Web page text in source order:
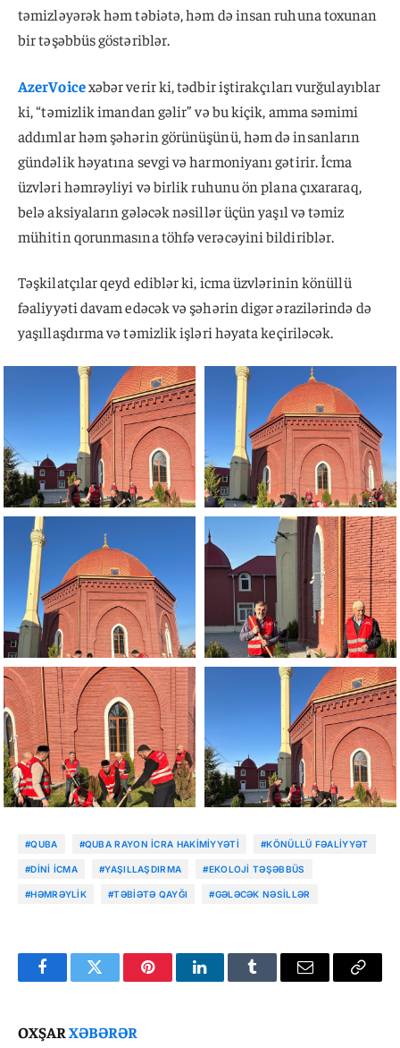
təmizləyərək həm təbiətə, həm də insan ruhuna toxunan
bir təşəbbüs göstəriblər.
AzerVoicexəbər verir ki, tədbir iştirakçıları vurğulayıblar
ki, “təmizlik imandan gəlir” və bu kiçik, amma səmimi
addımlar həm şəhərin görünüşünü, həm də insanların
gündəlik həyatına sevgi və harmoniyanı gətirir. İcma
üzvləri həmrəyliyi və birlik ruhunu ön plana çıxararaq,
belə aksiyaların gələcək nəsillər üçün yaşıl və təmiz
mühitin qorunmasına töhfə verəcəyini bildiriblər.
Təşkilatçılar qeyd ediblər ki, icma üzvlərinin könüllü
fəaliyyəti davam edəcək və şəhərin digər ərazilərində də
yaşıllaşdırma və təmizlik işləri həyata keçiriləcək.
#QUBA #QUBA RAYON İCRA HAKIMIYYƏTI #KÖNÜLLÜ FƏALIYYƏT
#DINI ICMA #YAŞILLAŞDIRMA #EKOLOJI TƏŞƏBBÜS
#HƏMRƏYLIK #TƏBIƏTƏ QAYĞI #GƏLƏCƏK NƏSILLƏR
FacebookTwitter PinterestLinkedInTumblr Email
Copy
OXŞARXƏBƏRƏR